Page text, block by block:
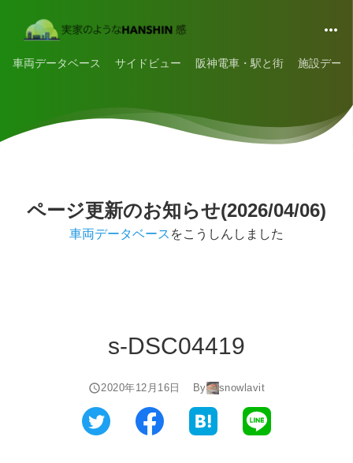
車両データベース サイドビュー 阪神電車・駅と街 施設デー
ページ更新のお知らせ(2026/04/06)
車両データベース をこうしんしました
s-DSC04419
2020年12月16日 By snowlavit